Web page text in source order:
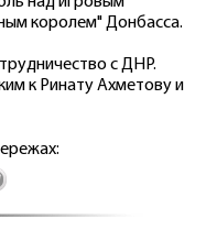
королем" Донбасса.
с ДНР.
к Ринату Ахметову и